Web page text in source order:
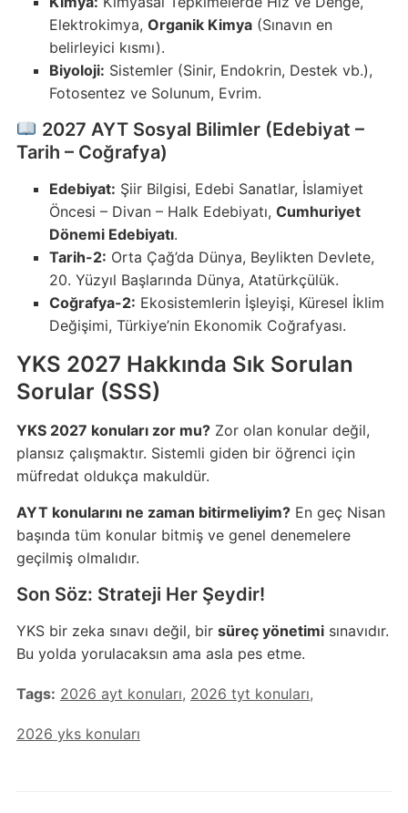
Elektrokimya, Organik Kimya(Sınavın en
belirleyici kısmı).
Biyoloji: Sistemler (Sinir, Endokrin, Destek vb.),
Fotosentez ve Solunum, Evrim.
2027 AYT Sosyal Bilimler (Edebiyat –
Tarih – Coğrafya)
Edebiyat: Şiir Bilgisi, Edebi Sanatlar, İslamiyet
Öncesi – Divan – Halk Edebiyatı, Cumhuriyet
Dönemi Edebiyatı.
Tarih-2: Orta Çağ’da Dünya, Beylikten Devlete,
20. Yüzyıl Başlarında Dünya, Atatürkçülük.
Coğrafya-2: Ekosistemlerin İşleyişi, Küresel İklim
Değişimi, Türkiye’nin Ekonomik Coğrafyası.
YKS 2027 Hakkında Sık Sorulan
Sorular (SSS)
YKS 2027 konuları zor mu?Zor olan konular değil,
plansız çalışmaktır. Sistemli giden bir öğrenci için
müfredat oldukça makuldür.
AYT konularını ne zaman bitirmeliyim?En geç Nisan
başında tüm konular bitmiş ve genel denemelere
geçilmiş olmalıdır.
Son Söz: Strateji Her Şeydir!
YKS bir zeka sınavı değil, bir süreç yönetimisınavıdır.
Bu yolda yorulacaksın ama asla pes etme.
Tags: 2026 ayt konuları, 2026 tyt konuları,
2026 yks konuları